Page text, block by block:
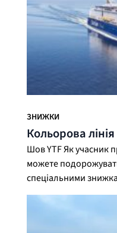
ЗНИЖКИ
Кольорова лінія
Шов YTF Як учасник
можете
спеціальними